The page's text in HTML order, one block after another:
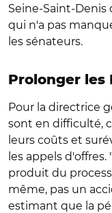
Seine-Saint-Denis
qui n'a pas
les sénateurs.
Prolonger les
Pour la directrice
sont en difficulté,
leurs coûts et
les appels
produit du
même, pas un
estimant que la